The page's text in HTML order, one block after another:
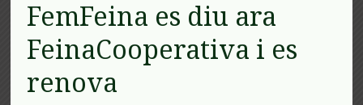
FemFeina es diu ara
FeinaCooperativa i es
renova